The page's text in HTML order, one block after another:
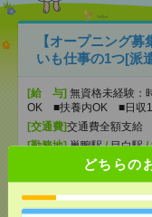
どちらの
【オープニング
いも仕事の1つ[派
[給 与] 無資格未経験
OK ■扶養内OK ■日収1
[交通費]交通費全額支給
[勤務地]巣鴨駅/目白駅/
説明会参加で全
活のお手伝い[派